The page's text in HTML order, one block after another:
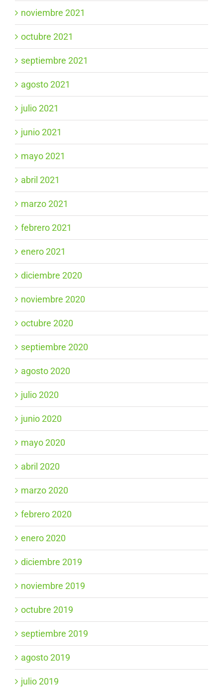
noviembre 2021
octubre 2021
septiembre 2021
agosto 2021
julio 2021
junio 2021
mayo 2021
abril 2021
marzo 2021
febrero 2021
enero 2021
diciembre 2020
noviembre 2020
octubre 2020
septiembre 2020
agosto 2020
julio 2020
junio 2020
mayo 2020
abril 2020
marzo 2020
febrero 2020
enero 2020
diciembre 2019
noviembre 2019
octubre 2019
septiembre 2019
agosto 2019
julio 2019